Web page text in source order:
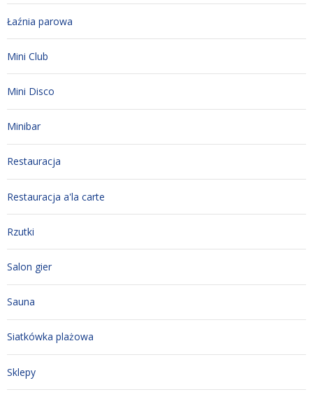
Łaźnia parowa
Mini Club
Mini Disco
Minibar
Restauracja
Restauracja a'la carte
Rzutki
Salon gier
Sauna
Siatkówka plażowa
Sklepy